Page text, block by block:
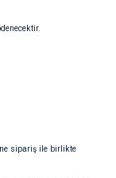
sipariş ile birlikte